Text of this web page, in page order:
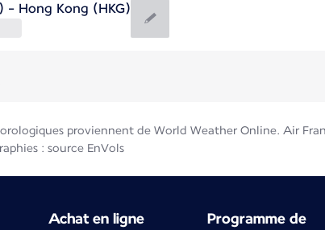
- Hong Kong (HKG)
proviennent de World Weather Online. Air
: source EnVols
Achat en ligne
Programme de